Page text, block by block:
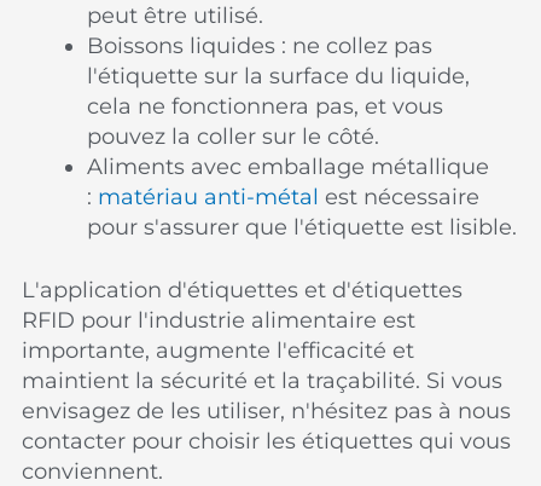
peut être utilisé.
Boissons liquides : ne collez pas
l'étiquette sur la surface du liquide,
cela ne fonctionnera pas, et vous
pouvez la coller sur le côté.
Aliments avec emballage métallique
: matériau anti-métal est nécessaire
pour s'assurer que l'étiquette est lisible.
L'application d'étiquettes et d'étiquettes
RFID pour l'industrie alimentaire est
importante, augmente l'efficacité et
maintient la sécurité et la traçabilité. Si vous
envisagez de les utiliser, n'hésitez pas à nous
contacter pour choisir les étiquettes qui vous
conviennent.